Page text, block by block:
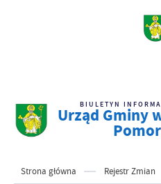
BIULETYN
Urząd Gminy
Strona główna Rejestr Zmian